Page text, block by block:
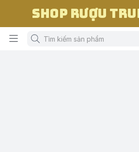
Shop Rượu